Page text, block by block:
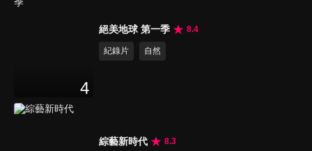
4
絕美地球 第一季 8.4
紀錄片 自然
綜藝新時代
8.3